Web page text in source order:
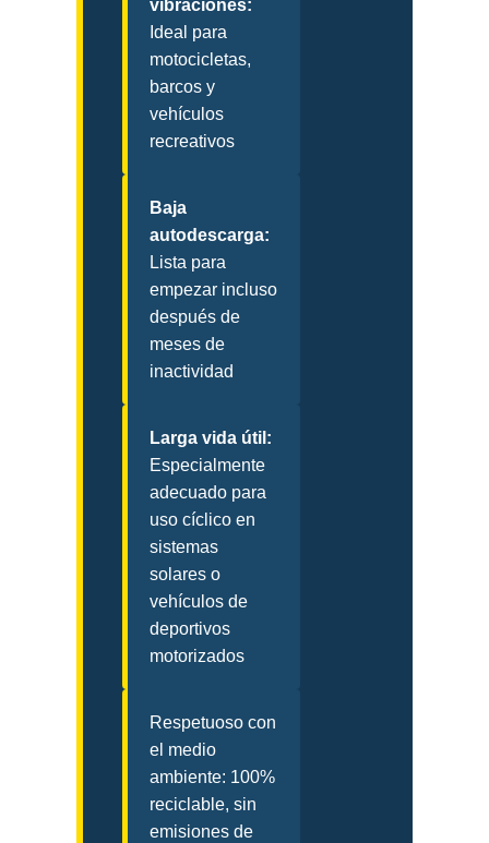
vibraciones:
Ideal para
motocicletas,
barcos y
vehículos
recreativos
Baja
autodescarga:
Lista para
empezar incluso
después de
meses de
inactividad
Larga vida útil:
Especialmente
adecuado para
uso cíclico en
sistemas
solares o
vehículos de
deportivos
motorizados
Respetuoso con
el medio
ambiente: 100%
reciclable, sin
emisiones de